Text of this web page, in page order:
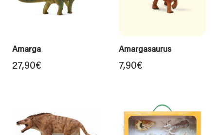
Amarga
27,90€
Amargasaurus
7,90€